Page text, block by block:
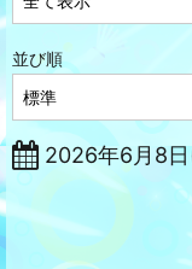
並び順
2026年6月8